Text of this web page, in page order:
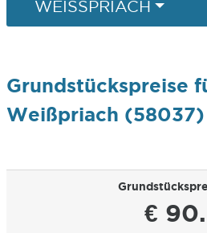
WEISSPRIACH
Grundstückspreise
Weißpriach (58037)
€